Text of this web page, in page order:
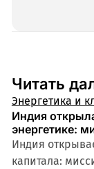
Читать
Энергетика и
Индия
энергетике:
Индия
капитала: